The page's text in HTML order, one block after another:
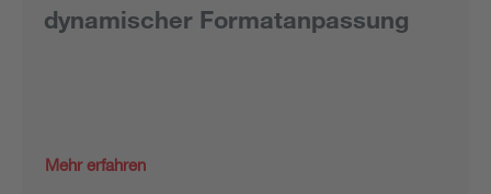
dynamischer Formatanpassung
Mehr erfahren